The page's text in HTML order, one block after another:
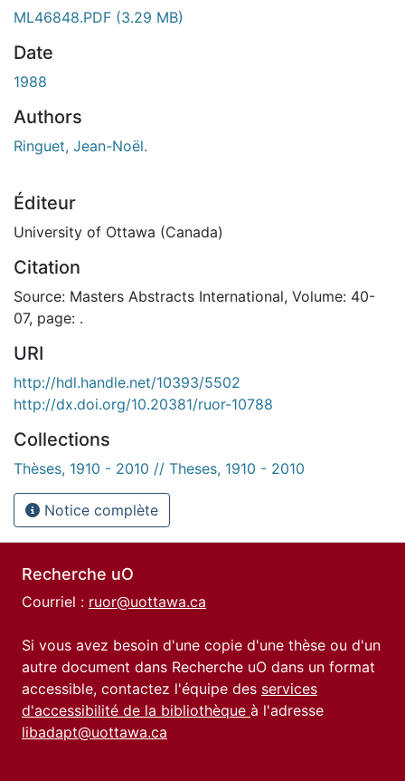
ML46848.PDF (3.29 MB)
Date
1988
Authors
Ringuet, Jean-Noël.
Éditeur
University of Ottawa (Canada)
Citation
Source: Masters Abstracts International, Volume: 40-
07, page: .
URI
http://hdl.handle.net/10393/5502
http://dx.doi.org/10.20381/ruor-10788
Collections
Thèses, 1910 - 2010 // Theses, 1910 - 2010
Notice complète
Recherche uO
Courriel : ruor@uottawa.ca
Si vous avez besoin d'une copie d'une thèse ou d'un
autre document dans Recherche uO dans un format
accessible, contactez l'équipe des services
d'accessibilité de la bibliothèque à l'adresse
libadapt@uottawa.ca